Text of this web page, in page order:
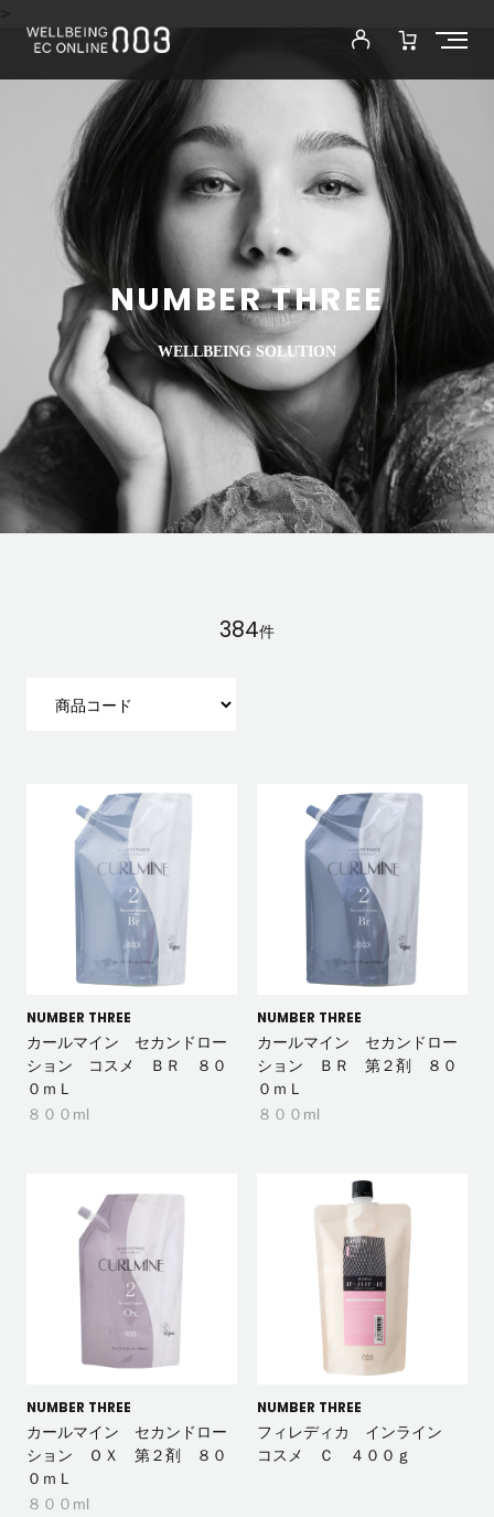
NUMBER THREE
WELLBEING SOLUTION
384件
NUMBER THREE
カールマイン セカンドロー
ション コスメ ＢＲ ８０
０ｍＬ
８００ml
NUMBER THREE
カールマイン セカンドロー
ション ＢＲ 第２剤 ８０
０ｍＬ
８００ml
NUMBER THREE
カールマイン セカンドロー
ション ＯＸ 第２剤 ８０
０ｍＬ
８００ml
NUMBER THREE
フィレディカ インライン
コスメ Ｃ ４００ｇ